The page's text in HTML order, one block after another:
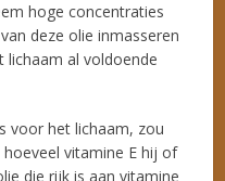
hoge concentraties
deze olie inmasseren
lichaam al voldoende
voor het lichaam, zou
vitamine E hij of
die rijk is aan vitamine